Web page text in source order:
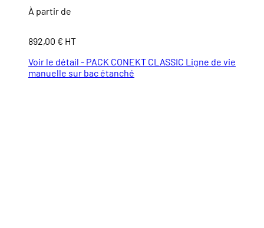
À partir de
892,00 € HT
Voir le détail - PACK CONEKT CLASSIC Ligne de vie
manuelle sur bac étanché